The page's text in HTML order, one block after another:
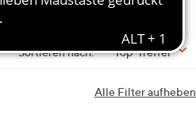
Sortieren nach: Top-Treffer
Alle Filter aufheben